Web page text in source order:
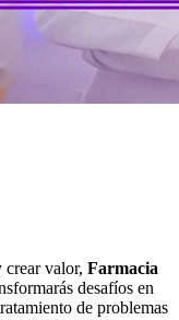
crear valor, Farmacia
desafíos en
de problemas